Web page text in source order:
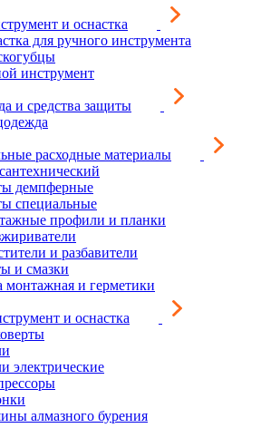
и оснастка
для ручного инструмента
инструмент
и средства защиты
расходные материалы
демпферные
специальные
профили и планки
и разбавители
и смазки
монтажная и герметики
и оснастка
электрические
алмазного бурения